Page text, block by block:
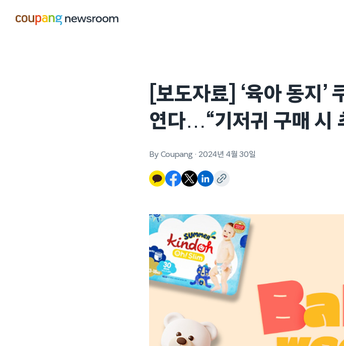
[보도자료] ‘육아 동지’
연다…“기저귀 구매 시
By Coupang · 2024년 4월 30일